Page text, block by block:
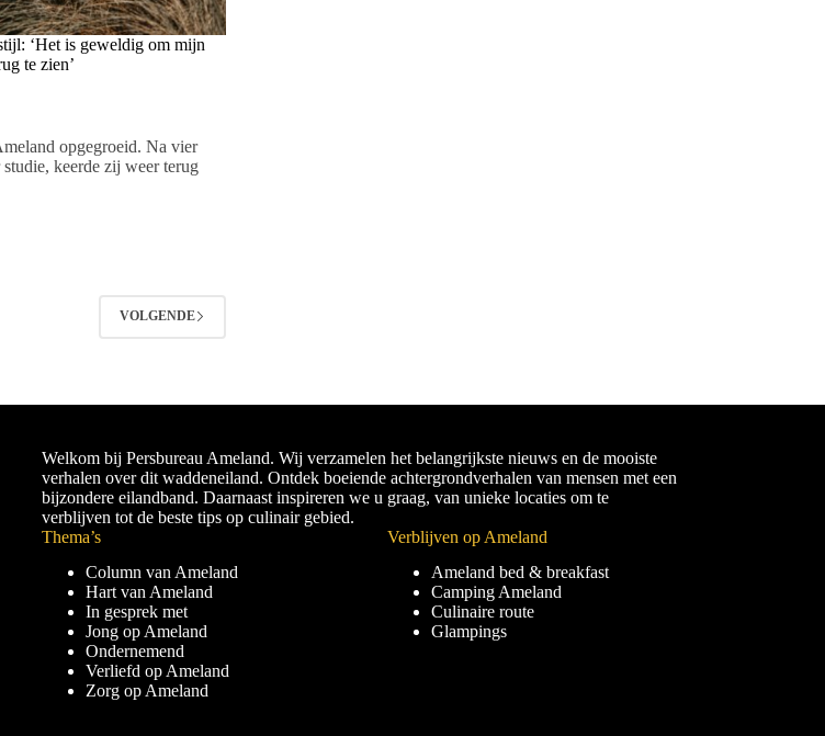
‘Het is geweldig om mijn
te zien’
opgegroeid. Na vier
keerde zij weer terug
VOLGENDE
Welkom bij Persbureau Ameland. Wij verzamelen het belangrijkste nieuws en de mooiste
verhalen over dit waddeneiland. Ontdek boeiende achtergrondverhalen van mensen met een
bijzondere eilandband. Daarnaast inspireren we u graag, van unieke locaties om te
verblijven tot de beste tips op culinair gebied.
Thema’s
Column van Ameland
Hart van Ameland
In gesprek met
Jong op Ameland
Ondernemend
Verliefd op Ameland
Zorg op Ameland
Verblijven op Ameland
Ameland bed & breakfast
Camping Ameland
Culinaire route
Glampings